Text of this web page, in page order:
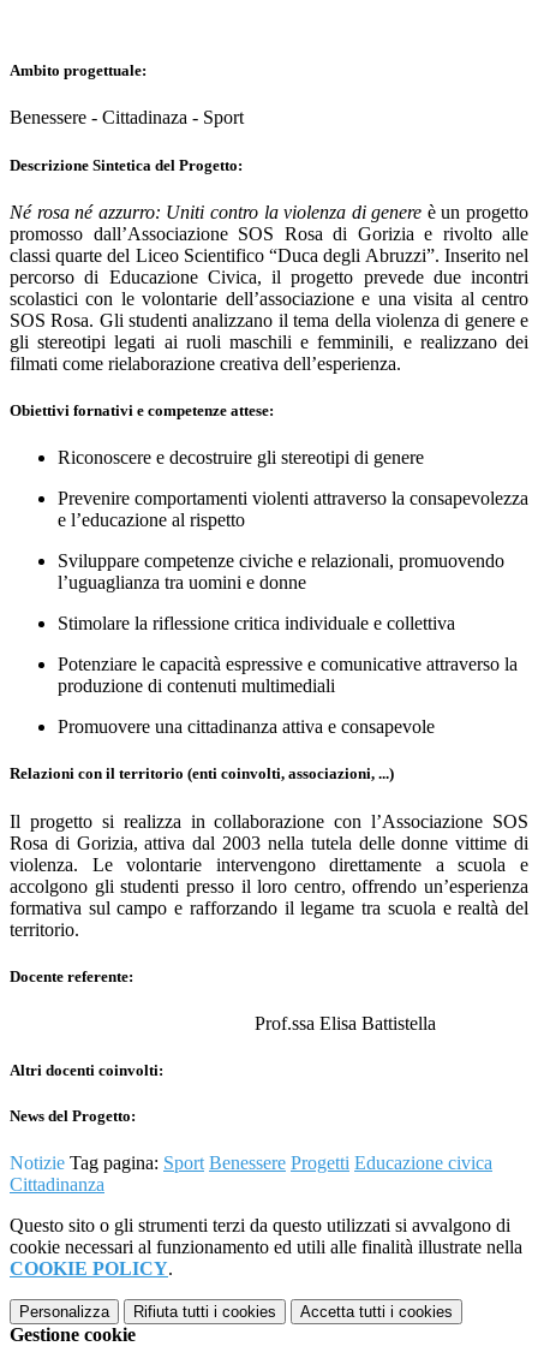
Ambito progettuale:
Benessere - Cittadinaza - Sport
Descrizione Sintetica del Progetto:
Né rosa né azzurro: Uniti contro la violenza di genere è un progetto
promosso dall’Associazione SOS Rosa di Gorizia e rivolto alle
classi quarte del Liceo Scientifico “Duca degli Abruzzi”. Inserito nel
percorso di Educazione Civica, il progetto prevede due incontri
scolastici con le volontarie dell’associazione e una visita al centro
SOS Rosa. Gli studenti analizzano il tema della violenza di genere e
gli stereotipi legati ai ruoli maschili e femminili, e realizzano dei
filmati come rielaborazione creativa dell’esperienza.
Obiettivi fornativi e competenze attese:
Riconoscere e decostruire gli stereotipi di genere
Prevenire comportamenti violenti attraverso la consapevolezza
e l’educazione al rispetto
Sviluppare competenze civiche e relazionali, promuovendo
l’uguaglianza tra uomini e donne
Stimolare la riflessione critica individuale e collettiva
Potenziare le capacità espressive e comunicative attraverso la
produzione di contenuti multimediali
Promuovere una cittadinanza attiva e consapevole
Relazioni con il territorio (enti coinvolti, associazioni, ...)
Il progetto si realizza in collaborazione con l’Associazione SOS
Rosa di Gorizia, attiva dal 2003 nella tutela delle donne vittime di
violenza. Le volontarie intervengono direttamente a scuola e
accolgono gli studenti presso il loro centro, offrendo un’esperienza
formativa sul campo e rafforzando il legame tra scuola e realtà del
territorio.
Docente referente:
Prof.ssa Elisa Battistella
Altri docenti coinvolti:
News del Progetto:
Notizie Tag pagina: Sport Benessere Progetti Educazione civica
Cittadinanza
Questo sito o gli strumenti terzi da questo utilizzati si avvalgono di
cookie necessari al funzionamento ed utili alle finalità illustrate nella
COOKIE POLICY.
Personalizza Rifiuta tutti i cookies Accetta tutti i cookies
Gestione cookie